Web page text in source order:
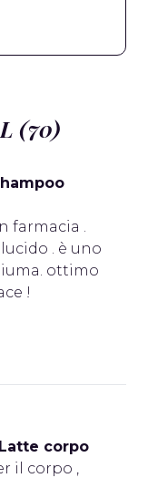
(70)
farmacia .
. è uno
ottimo
!
corpo
il corpo ,